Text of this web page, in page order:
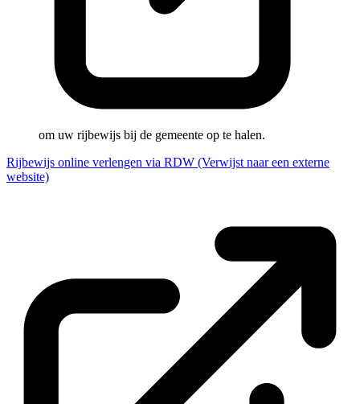
om uw rijbewijs bij de gemeente op te halen.
Rijbewijs online verlengen via RDW (Verwijst naar een externe
website)